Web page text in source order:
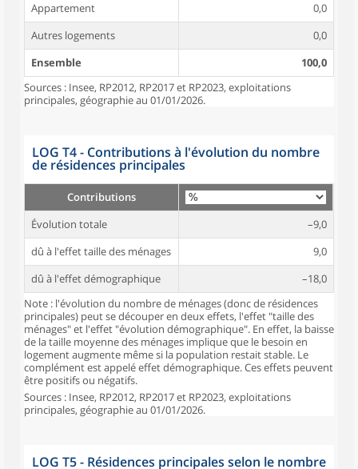
Appartement
0,0
Autres logements
0,0
Ensemble
100,0
Sources : Insee, RP2012, RP2017 et RP2023, exploitations
principales, géographie au 01/01/2026.
LOG T4 - Contributions à l'évolution du nombre
de résidences principales
Contributions
Évolution totale
–9,0
dû à l'effet taille des ménages
9,0
dû à l'effet démographique
–18,0
Note : l'évolution du nombre de ménages (donc de résidences
principales) peut se découper en deux effets, l'effet "taille des
ménages" et l'effet "évolution démographique". En effet, la baisse
de la taille moyenne des ménages implique que le besoin en
logement augmente même si la population restait stable. Le
complément est appelé effet démographique. Ces effets peuvent
être positifs ou négatifs.
Sources : Insee, RP2012, RP2017 et RP2023, exploitations
principales, géographie au 01/01/2026.
LOG T5 - Résidences principales selon le nombre